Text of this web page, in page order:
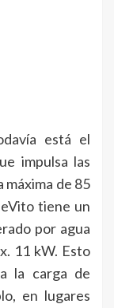
está el
impulsa las
de 85
tiene un
por agua
11 kW. Esto
la carga de
en lugares